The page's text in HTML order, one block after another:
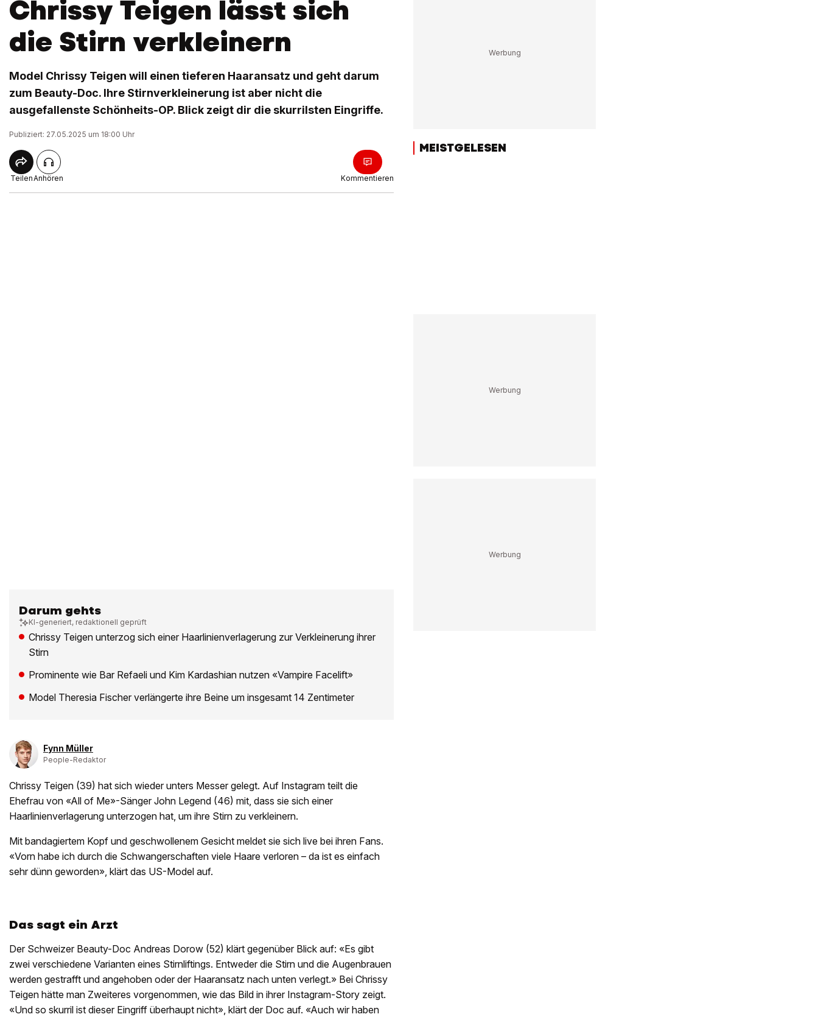
Chrissy Teigen lässt sich
die Stirn verkleinern
Model Chrissy Teigen will einen tieferen Haaransatz und geht darum
zum Beauty-Doc. Ihre Stirnverkleinerung ist aber nicht die
ausgefallenste Schönheits-OP. Blick zeigt dir die skurrilsten Eingriffe.
Publiziert: 27.05.2025 um 18:00 Uhr
TeilenAnhören Kommentieren
Darum gehts
KI-generiert, redaktionell geprüft
Chrissy Teigen unterzog sich einer Haarlinienverlagerung zur Verkleinerung ihrer
Stirn
Prominente wie Bar Refaeli und Kim Kardashian nutzen «Vampire Facelift»
Model Theresia Fischer verlängerte ihre Beine um insgesamt 14 Zentimeter
Fynn Müller
People-Redaktor
Chrissy Teigen (39) hat sich wieder unters Messer gelegt. Auf Instagram teilt die
Ehefrau von «All of Me»-Sänger John Legend (46) mit, dass sie sich einer
Haarlinienverlagerung unterzogen hat, um ihre Stirn zu verkleinern.
Mit bandagiertem Kopf und geschwollenem Gesicht meldet sie sich live bei ihren Fans.
«Vorn habe ich durch die Schwangerschaften viele Haare verloren – da ist es einfach
sehr dünn geworden», klärt das US-Model auf.
Das sagt ein Arzt
Der Schweizer Beauty-Doc Andreas Dorow (52) klärt gegenüber Blick auf: «Es gibt
zwei verschiedene Varianten eines Stirnliftings. Entweder die Stirn und die Augenbrauen
werden gestrafft und angehoben oder der Haaransatz nach unten verlegt.» Bei Chrissy
Teigen hätte man Zweiteres vorgenommen, wie das Bild in ihrer Instagram-Story zeigt.
«Und so skurril ist dieser Eingriff überhaupt nicht», klärt der Doc auf. «Auch wir haben
MEISTGELESEN